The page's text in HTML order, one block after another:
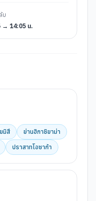
บ
→ 14:05 น.
มิสึ
ย่านฮิกาชิยาม่า
ปราสาทโอซาก้า